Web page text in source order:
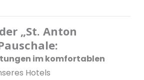
„St. Anton
im komfortablen
Hotels